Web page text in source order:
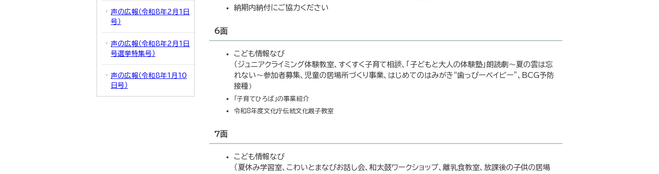
納期内納付にご協力ください
6面
こども情報なび
（ジュニアクライミング体験教室、すくすく子育て相談、「子どもと大人の体験塾」朗読劇～夏の雲は忘
れない～参加者募集、児童の居場所づくり事業、はじめてのはみがき“歯っぴーベイビー”、BCG予防
接種 ）
「子育てひろば」の事業紹介
令和8年度文化庁伝統文化親子教室
7面
こども情報なび
（夏休み学習室、こわいとまなびお話し会、和太鼓ワークショップ、離乳食教室、放課後の子供の居場
声の広報（令和8年2月1日
号）
声の広報（令和8年2月1日
号選挙特集号）
声の広報（令和8年1月10
日号）